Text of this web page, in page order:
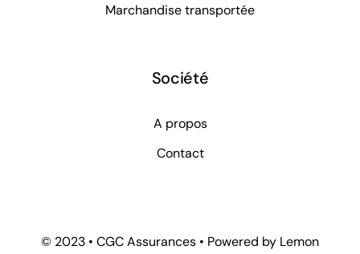
Marchandise transportée
Société
A propos
Contact
© 2023 • CGC Assurances • Powered by Lemon